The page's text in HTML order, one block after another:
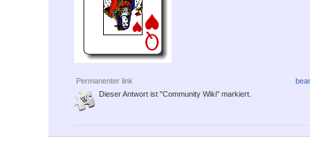
Permanenter link
Dieser Antwort ist "Community Wiki" markiert.